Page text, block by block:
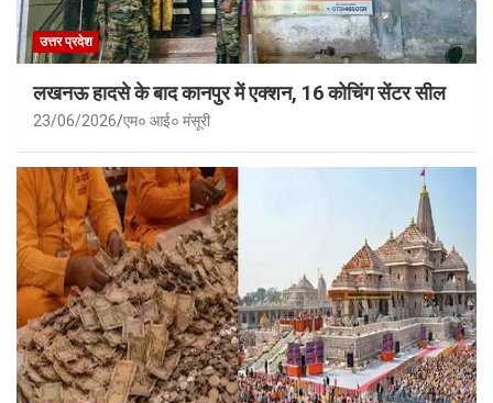
उत्तर प्रदेश
लखनऊ हादसे के बाद कानपुर में एक्शन, 16 कोचिंग सेंटर सील
23/06/2026 एम० आई० मंसूरी